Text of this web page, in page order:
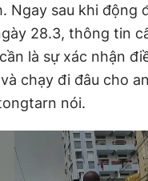
Ngay sau khi động
28.3, thông tin
là sự xác nhận
chạy đi đâu cho
nói.